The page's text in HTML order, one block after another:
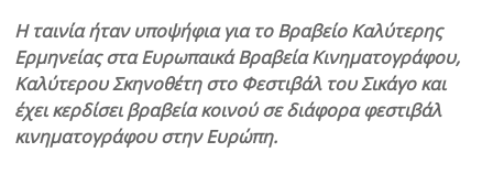
Η ταινία ήταν υποψήφια για το Βραβείο Καλύτερης
Ερμηνείας στα Ευρωπαικά Βραβεία Κινηματογράφου,
Καλύτερου Σκηνοθέτη στο Φεστιβάλ του Σικάγο και
έχει κερδίσει βραβεία κοινού σε διάφορα φεστιβάλ
κινηματογράφου στην Ευρώπη.